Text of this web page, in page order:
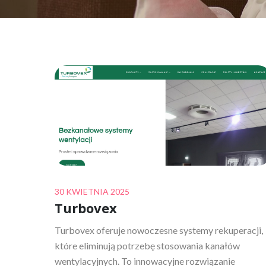
Posted
on
30 KWIETNIA 2025
Turbovex
Turbovex oferuje nowoczesne systemy rekuperacji,
które eliminują potrzebę stosowania kanałów
wentylacyjnych. To innowacyjne rozwiązanie